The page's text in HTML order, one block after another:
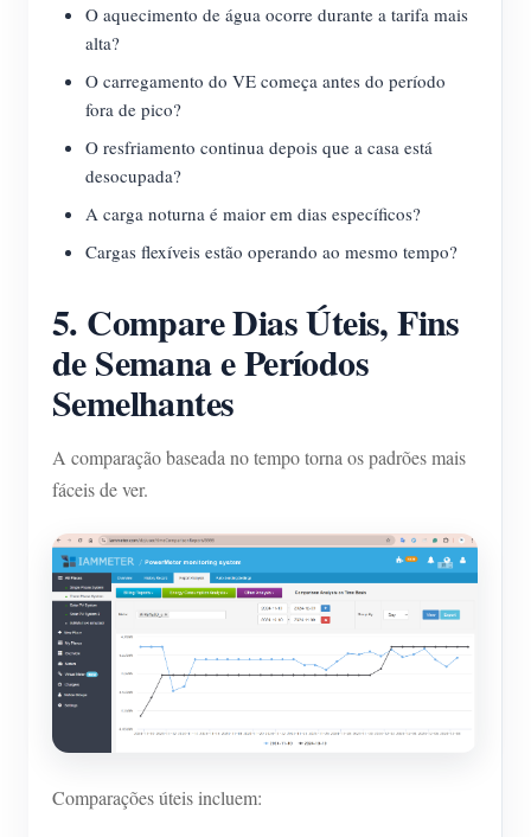
O aquecimento de água ocorre durante a tarifa mais
alta?
O carregamento do VE começa antes do período
fora de pico?
O resfriamento continua depois que a casa está
desocupada?
A carga noturna é maior em dias específicos?
Cargas flexíveis estão operando ao mesmo tempo?
5. Compare Dias Úteis, Fins
de Semana e Períodos
Semelhantes
A comparação baseada no tempo torna os padrões mais
fáceis de ver.
Comparações úteis incluem: